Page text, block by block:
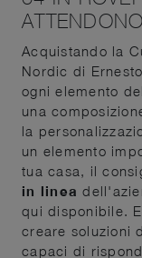
ATTENDONO
Acquistando la
Nordic di
ogni elemento
una
la
un elemento
tua casa, il
in linea
qui disponibile.
creare soluzioni
capaci di